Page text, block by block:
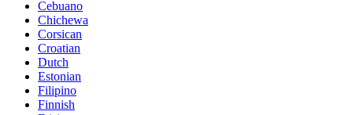
Cebuano
Chichewa
Corsican
Croatian
Dutch
Estonian
Filipino
Finnish